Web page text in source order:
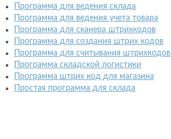
Программа для ведения склада
Программа для ведения учета товара
Программа для сканера штрихкодов
Программа для создания штрих кодов
Программа для считывания штрихкодов
Программа складской логистики
Программа штрих код для магазина
Простая программа для склада